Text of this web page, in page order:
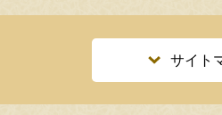
サイト